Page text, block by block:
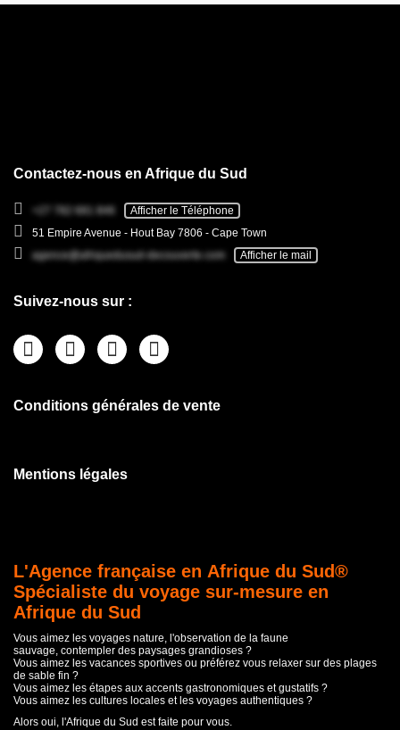
Contactez-nous en Afrique du Sud
+27 782 681 846
Afficher le Téléphone
51 Empire Avenue - Hout Bay 7806 - Cape Town
agence@afriquedusud-decouverte.com
Afficher le mail
Suivez-nous sur :
Conditions générales de vente
Mentions légales
L'Agence française en Afrique du Sud®
Spécialiste du voyage sur-mesure en
Afrique du Sud
Vous aimez les voyages nature, l'observation de la faune
sauvage, contempler des paysages grandioses ?
Vous aimez les vacances sportives ou préférez vous relaxer sur des plages
de sable fin ?
Vous aimez les étapes aux accents gastronomiques et gustatifs ?
Vous aimez les cultures locales et les voyages authentiques ?
Alors oui, l'Afrique du Sud est faite pour vous.